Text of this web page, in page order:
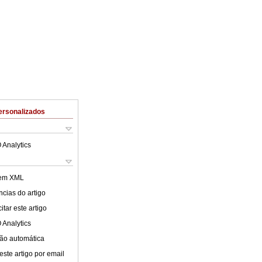
Analytics
XML
do artigo
este artigo
Analytics
automática
artigo por email